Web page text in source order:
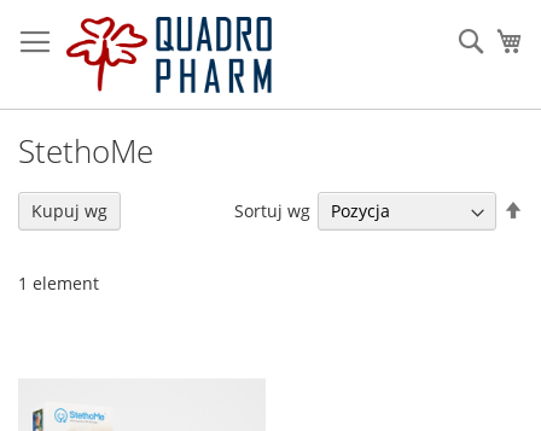
do
treści
StethoMe
1 element
Sortuj wg
Kupuj wg